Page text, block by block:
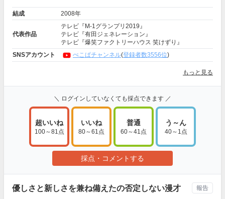
結成 2008年
代表作品
テレビ『M-1グランプリ2019』
テレビ『有田ジェネレーション』
テレビ『爆笑ファクトリーハウス 笑けずり』
SNSアカウント
ぺこぱチャンネル(登録者数3556位)
もっと見る
＼ ログインしていなくても採点できます ／
超いいね
100～81点
いいね
80～61点
普通
60～41点
う～ん
40～1点
採点・コメントする
優しさと新しさを兼ね備えたの否定しない漫才 報告